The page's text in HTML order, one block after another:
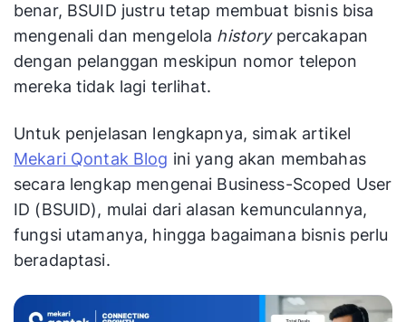
benar, BSUID justru tetap membuat bisnis bisa
mengenali dan mengelola historypercakapan
dengan pelanggan meskipun nomor telepon
mereka tidak lagi terlihat.
Untuk penjelasan lengkapnya, simak artikel
Mekari Qontak Blog ini yang akan membahas
secara lengkap mengenai Business-Scoped User
ID (BSUID), mulai dari alasan kemunculannya,
fungsi utamanya, hingga bagaimana bisnis perlu
beradaptasi.